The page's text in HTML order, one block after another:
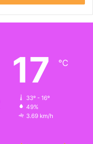
17 ℃
33º - 16º
49%
3.69 km/h